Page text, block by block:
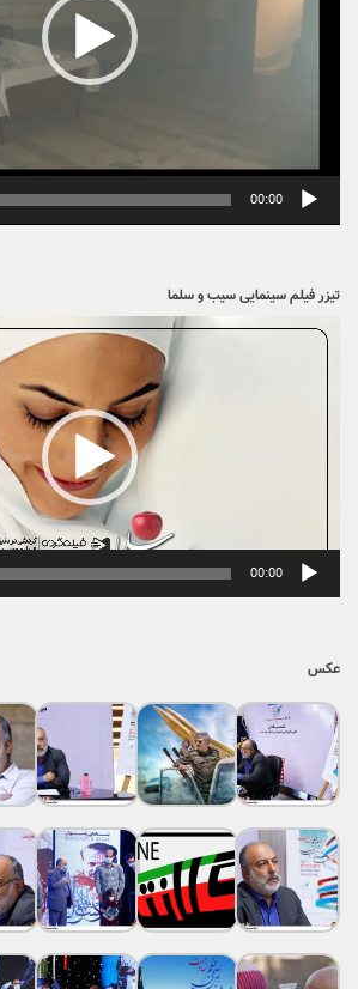
00:00
تیزر فیلم سینمایی سیب و سلما
نمایشگر
00:00
عکس